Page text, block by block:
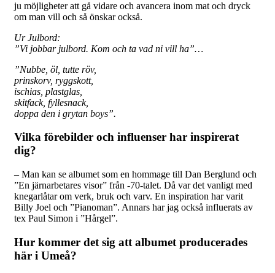
ju möjligheter att gå vidare och avancera inom mat och dryck
om man vill och så önskar också.
Ur Julbord:
”Vi jobbar julbord. Kom och ta vad ni vill ha”…
”Nubbe, öl, tutte röv,
prinskorv, ryggskott,
ischias, plastglas,
skitfack, fyllesnack,
doppa den i grytan boys”.
Vilka förebilder och influenser har inspirerat
dig?
– Man kan se albumet som en hommage till Dan Berglund och
”En järnarbetares visor” från -70-talet. Då var det vanligt med
knegarlåtar om verk, bruk och varv. En inspiration har varit
Billy Joel och ”Pianoman”. Annars har jag också influerats av
tex Paul Simon i ”Hårgel”.
Hur kommer det sig att albumet producerades
här i Umeå?